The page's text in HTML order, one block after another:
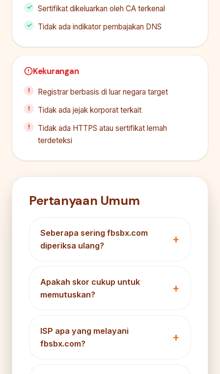
Sertifikat dikeluarkan oleh CA terkenal
Tidak ada indikator pembajakan DNS
Kekurangan
Registrar berbasis di luar negara target
Tidak ada jejak korporat terkait
Tidak ada HTTPS atau sertifikat lemah
terdeteksi
Pertanyaan Umum
Seberapa sering fbsbx.com
diperiksa ulang?
Apakah skor cukup untuk
memutuskan?
ISP apa yang melayani
fbsbx.com?